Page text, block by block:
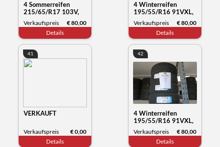
4 Sommerreifen
215/65/R17 103V,
Michelin Primacy,
Datum 13/23
Verkaufspreis
€ 80,00
Details
4 Winterreifen
195/55/R16 91VXL,
Sunny NC501, Datum
50/23
Verkaufspreis
€ 80,00
Details
41
VERKAUFT
Verkaufspreis
€ 0,00
Details
42
4 Winterreifen
195/55/R16 91VXL,
Sunny NC501, Datum
50/23
Verkaufspreis
€ 80,00
Details